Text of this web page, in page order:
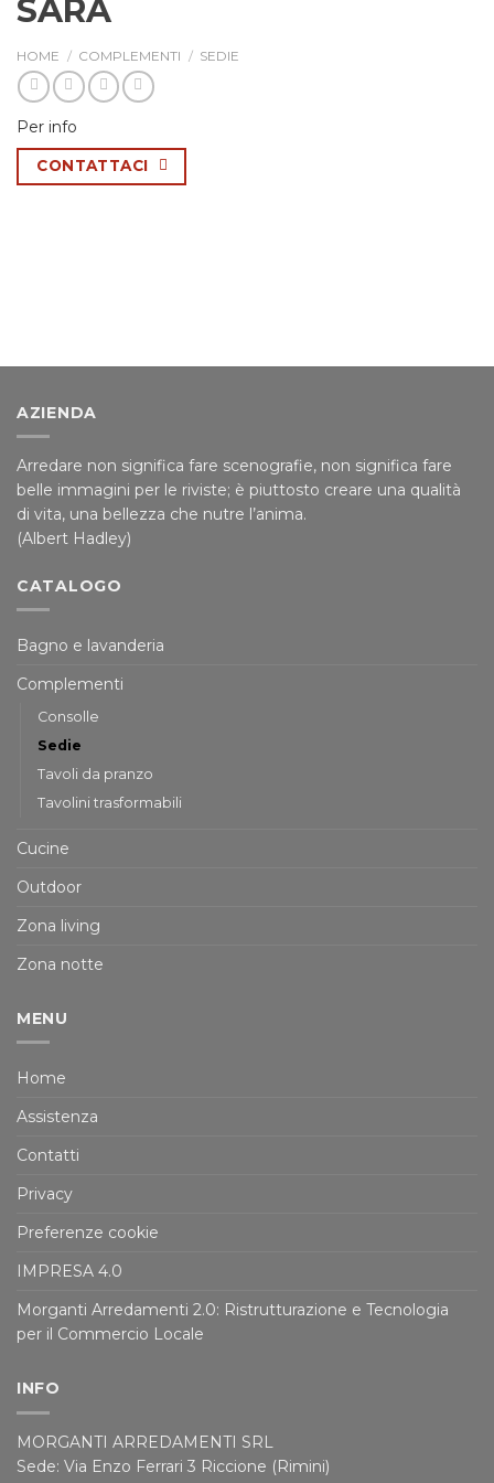
SARA
HOME / COMPLEMENTI / SEDIE
Per info
CONTATTACI
AZIENDA
Arredare non significa fare scenografie, non significa fare
belle immagini per le riviste; è piuttosto creare una qualità
di vita, una bellezza che nutre l’anima.
(Albert Hadley)
CATALOGO
Bagno e lavanderia
Complementi
Consolle
Sedie
Tavoli da pranzo
Tavolini trasformabili
Cucine
Outdoor
Zona living
Zona notte
MENU
Home
Assistenza
Contatti
Privacy
Preferenze cookie
IMPRESA 4.0
Morganti Arredamenti 2.0: Ristrutturazione e Tecnologia
per il Commercio Locale
INFO
MORGANTI ARREDAMENTI SRL
Sede: Via Enzo Ferrari 3 Riccione (Rimini)